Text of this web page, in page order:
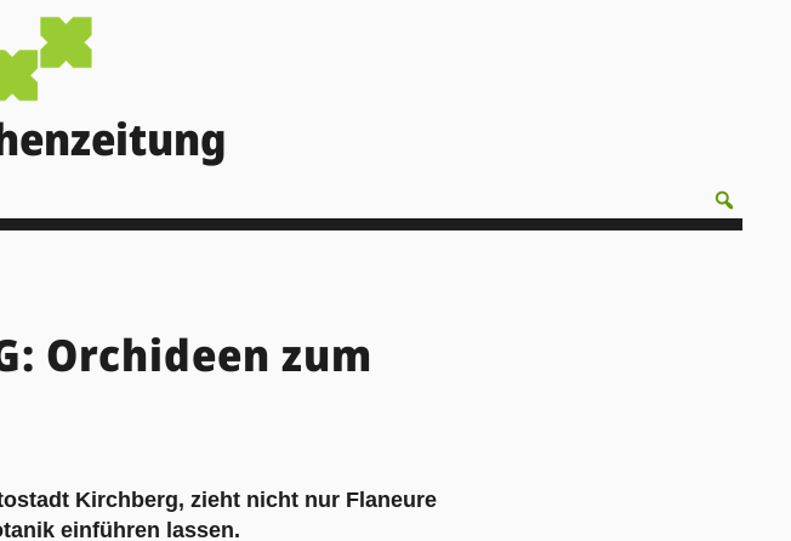
Orchideen zum
Kirchberg, zieht nicht nur Flaneure
einführen lassen.